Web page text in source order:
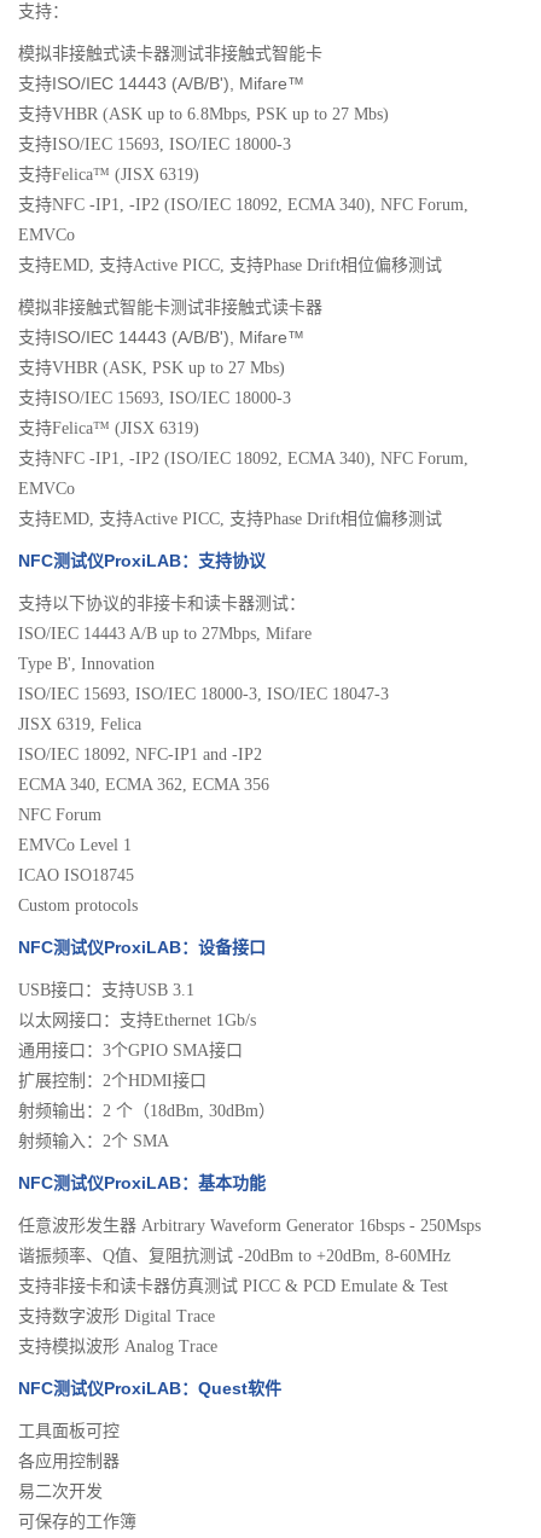
支持：
模拟非接触式读卡器测试非接触式智能卡
支持ISO/IEC 14443 (A/B/B'), Mifare™
支持VHBR (ASK up to 6.8Mbps, PSK up to 27 Mbs)
支持ISO/IEC 15693, ISO/IEC 18000-3
支持Felica™ (JISX 6319)
支持NFC -IP1, -IP2 (ISO/IEC 18092, ECMA 340), NFC Forum,
EMVCo
支持EMD, 支持Active PICC, 支持Phase Drift相位偏移测试
模拟非接触式智能卡测试非接触式读卡器
支持ISO/IEC 14443 (A/B/B'), Mifare™
支持VHBR (ASK, PSK up to 27 Mbs)
支持ISO/IEC 15693, ISO/IEC 18000-3
支持Felica™ (JISX 6319)
支持NFC -IP1, -IP2 (ISO/IEC 18092, ECMA 340), NFC Forum,
EMVCo
支持EMD, 支持Active PICC, 支持Phase Drift相位偏移测试
NFC测试仪ProxiLAB：支持协议
支持以下协议的非接卡和读卡器测试：
ISO/IEC 14443 A/B up to 27Mbps, Mifare
Type B', Innovation
ISO/IEC 15693, ISO/IEC 18000-3, ISO/IEC 18047-3
JISX 6319, Felica
ISO/IEC 18092, NFC-IP1 and -IP2
ECMA 340, ECMA 362, ECMA 356
NFC Forum
EMVCo Level 1
ICAO ISO18745
Custom protocols
NFC测试仪ProxiLAB：设备接口
USB接口：支持USB 3.1
以太网接口：支持Ethernet 1Gb/s
通用接口：3个GPIO SMA接口
扩展控制：2个HDMI接口
射频输出：2 个（18dBm, 30dBm）
射频输入：2个 SMA
NFC测试仪ProxiLAB：基本功能
任意波形发生器 Arbitrary Waveform Generator 16bsps - 250Msps
谐振频率、Q值、复阻抗测试 -20dBm to +20dBm, 8-60MHz
支持非接卡和读卡器仿真测试 PICC & PCD Emulate & Test
支持数字波形 Digital Trace
支持模拟波形 Analog Trace
NFC测试仪ProxiLAB：Quest软件
工具面板可控
各应用控制器
易二次开发
可保存的工作簿